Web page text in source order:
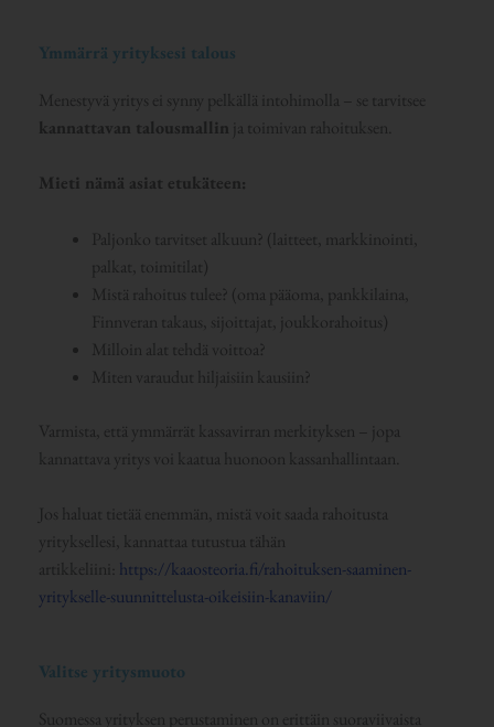
Ymmärrä yrityksesi talous
Menestyvä yritys ei synny pelkällä intohimolla – se tarvitsee
kannattavan talousmallin ja toimivan rahoituksen.
Mieti nämä asiat etukäteen:
Paljonko tarvitset alkuun? (laitteet, markkinointi,
palkat, toimitilat)
Mistä rahoitus tulee? (oma pääoma, pankkilaina,
Finnveran takaus, sijoittajat, joukkorahoitus)
Milloin alat tehdä voittoa?
Miten varaudut hiljaisiin kausiin?
Varmista, että ymmärrät kassavirran merkityksen – jopa
kannattava yritys voi kaatua huonoon kassanhallintaan.
Jos haluat tietää enemmän, mistä voit saada rahoitusta
yrityksellesi, kannattaa tutustua tähän
artikkeliini: https://kaaosteoria.fi/rahoituksen-saaminen-
yritykselle-suunnittelusta-oikeisiin-kanaviin/
Valitse yritysmuoto
Suomessa yrityksen perustaminen on erittäin suoraviivaista